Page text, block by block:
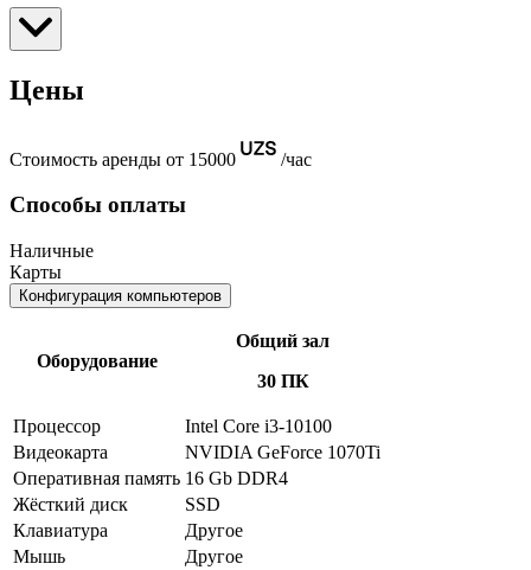
Цены
Стоимость аренды от 15000 /час
Способы оплаты
Наличные
Карты
Конфигурация компьютеров
Оборудование
Общий зал
30 ПК
Процессор
Intel Core i3-10100
Видеокарта
NVIDIA GeForce 1070Ti
Оперативная память 16 Gb DDR4
Жёсткий диск
SSD
Клавиатура
Другое
Мышь
Другое